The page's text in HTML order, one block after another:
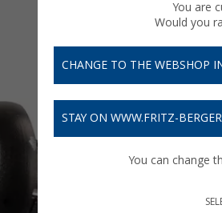
You are
Would you
CHANGE TO THE WEBSHOP
STAY ON WWW.FRITZ-
You can change